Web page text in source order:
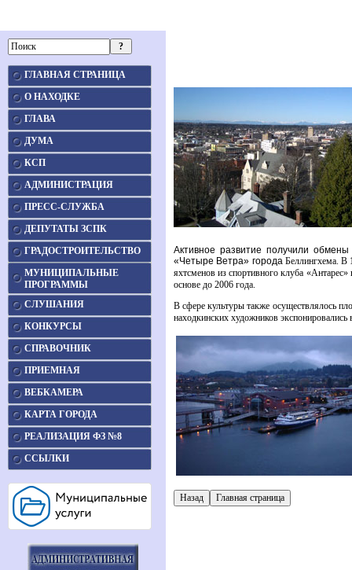
ГЛАВНАЯ СТРАНИЦА
О НАХОДКЕ
ГЛАВА
ДУМА
КСП
АДМИНИСТРАЦИЯ
ПРЕСС-СЛУЖБА
ДЕПУТАТЫ ЗСПК
ГРАДОСТРОИТЕЛЬСТВО
МУНИЦИПАЛЬНЫЕ
ПРОГРАММЫ
СЛУШАНИЯ
КОНКУРСЫ
СПРАВОЧНИК
ПРИЕМНАЯ
ВЕБКАМЕРА
КАРТА ГОРОДА
РЕАЛИЗАЦИЯ ФЗ №8
ССЫЛКИ
Активное развитие получили
«Четыре Ветра» городаБеллингхема. В
яхтсменов из спортивного клуба
основе до 2006 года.
В сфере культуры также осуществлялось
находкинских художников